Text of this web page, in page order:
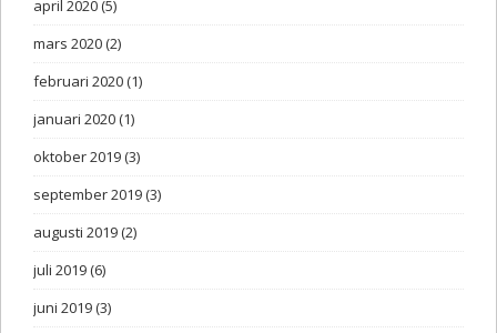
april 2020(5)
mars 2020(2)
februari 2020(1)
januari 2020(1)
oktober 2019(3)
september 2019(3)
augusti 2019(2)
juli 2019(6)
juni 2019(3)